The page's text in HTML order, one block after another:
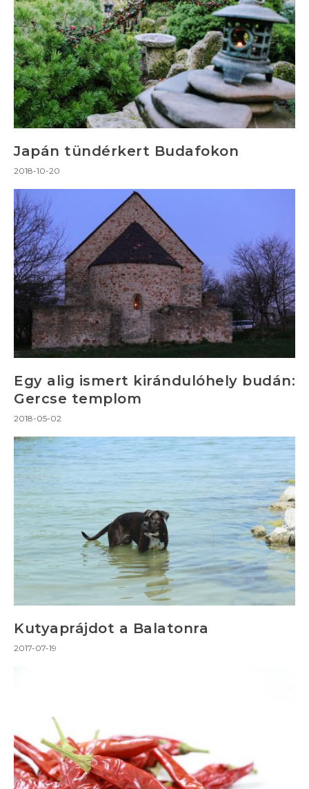
Japán tündérkert Budafokon
2018-10-20
Egy alig ismert kirándulóhely budán:
Gercse templom
2018-05-02
Kutyaprájdot a Balatonra
2017-07-19